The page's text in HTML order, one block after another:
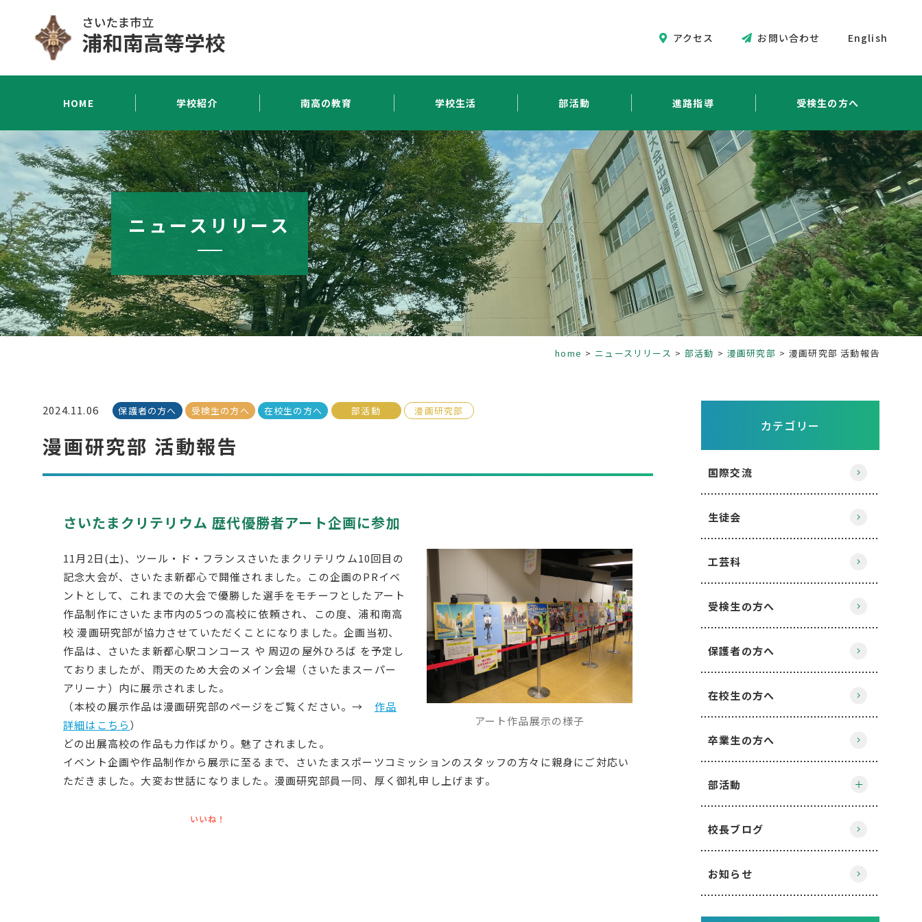
HOME 学校紹介 南高の教育 学校生活 部活動 進路指導 受検生の方へ
アクセス お問い合わせ English
ニュースリリース
home ニュースリリース 部活動 漫画研究部 漫画研究部 活動報告
2024.11.06 保護者の方へ 受検生の方へ 在校生の方へ 部活動 漫画研究部
漫画研究部 活動報告
さいたまクリテリウム 歴代優勝者アート企画に参加
アート作品展示の様子
11月2日(土)、ツール・ド・フランスさいたまクリテリウム10回目の
記念大会が、さいたま新都心で開催されました。この企画のPRイベ
ントとして、これまでの大会で優勝した選手をモチーフとしたアート
作品制作にさいたま市内の5つの高校に依頼され、この度、浦和南高
校 漫画研究部が協力させていただくことになりました。企画当初、
作品は、さいたま新都心駅コンコース や 周辺の屋外ひろば を予定し
ておりましたが、雨天のため大会のメイン会場（さいたまスーパー
アリーナ）内に展示されました。
（本校の展示作品は漫画研究部のページをご覧ください。→ 作品
詳細はこちら）
どの出展高校の作品も力作ばかり。魅了されました。
イベント企画や作品制作から展示に至るまで、さいたまスポーツコミッションのスタッフの方々に親身にご対応い
ただきました。大変お世話になりました。漫画研究部員一同、厚く御礼申し上げます。
いいね！
カテゴリー
国際交流
生徒会
工芸科
受検生の方へ
保護者の方へ
在校生の方へ
卒業生の方へ
部活動
校長ブログ
お知らせ